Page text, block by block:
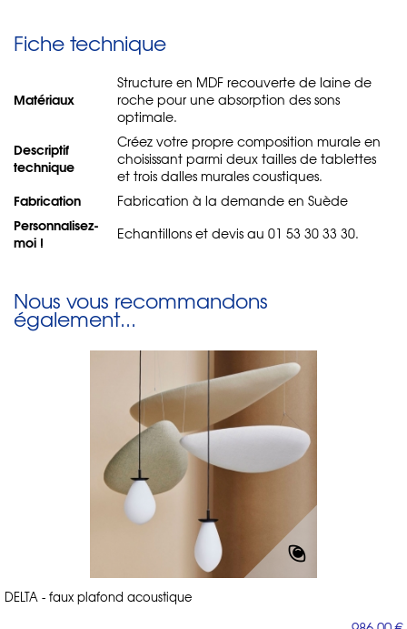
Fiche technique
Matériaux
Structure en MDF recouverte de laine de
roche pour une absorption des sons
optimale.
Descriptif
technique
Créez votre propre composition murale en
choisissant parmi deux tailles de tablettes
et trois dalles murales coustiques.
Fabrication Fabrication à la demande en Suède
Personnalisez-
moi !
Echantillons et devis au 01 53 30 33 30.
Nous vous recommandons
également...
DELTA - faux plafond acoustique